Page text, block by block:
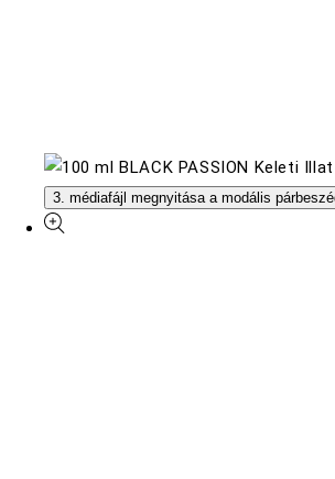
3. médiafájl megnyitása a modális